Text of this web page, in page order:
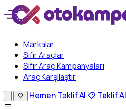
Markalar
Sıfır Araçlar
Sıfır Araç Kampanyaları
Araç Karşılaştır
Hemen Teklif Al Teklif Al